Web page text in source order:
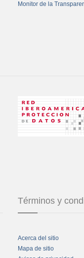
Monitor de la
Términos y
Acerca del sitio
Mapa de sitio